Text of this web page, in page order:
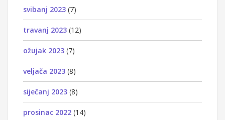
svibanj 2023 (7)
travanj 2023 (12)
ožujak 2023 (7)
veljača 2023 (8)
siječanj 2023 (8)
prosinac 2022 (14)